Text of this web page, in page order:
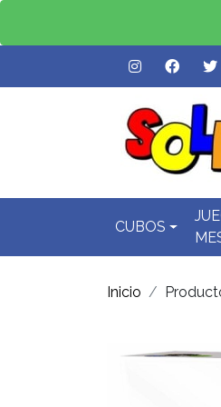
CUBOS
Inicio